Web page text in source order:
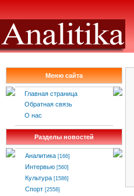
Меню сайта
Главная страница
Обратная связь
О нас
Разделы новостей
Аналитика [166]
Интервью [560]
Культура [1586]
Спорт [2558]